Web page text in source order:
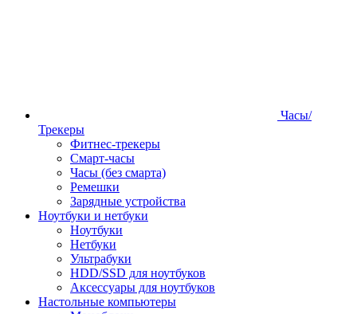
Часы/
Трекеры
Фитнес-трекеры
Смарт-часы
Часы (без смарта)
Ремешки
Зарядные устройства
Ноутбуки и нетбуки
Ноутбуки
Нетбуки
Ультрабуки
HDD/SSD для ноутбуков
Аксессуары для ноутбуков
Настольные компьютеры